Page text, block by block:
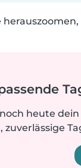
heute
zuverlässige